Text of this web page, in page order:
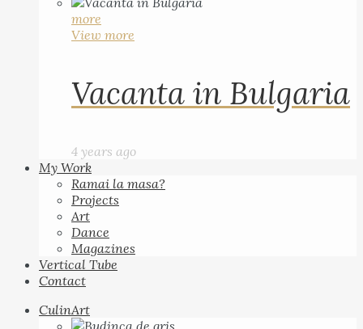
more
View more
Vacanta in Bulgaria
4 years ago
My Work
Ramai la masa?
Projects
Art
Dance
Magazines
Vertical Tube
Contact
CulinArt